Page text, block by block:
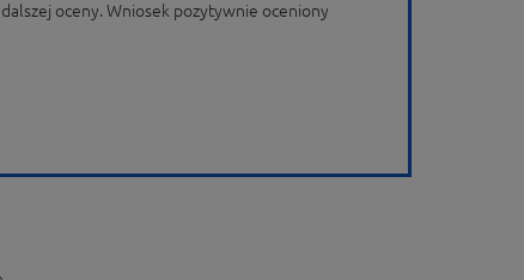
oceny. Wniosek pozytywnie oceniony